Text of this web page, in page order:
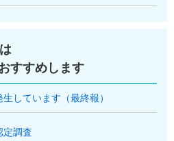
すすめします
しています（最終報）
定調査